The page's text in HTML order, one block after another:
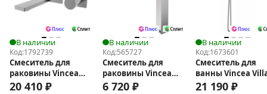
В наличии
Код:1792739
Смеситель для
раковины Vincea
Альто (Alto) VBFW-
20 410 ₽
В наличии
Код:565727
Смеситель для
раковины Vincea
Dice VBF-2DS2BN
6 720 ₽
В наличии
Код:1673601
Смеситель для
ванны Vincea
VTFW-1VL1CH
21 190 ₽